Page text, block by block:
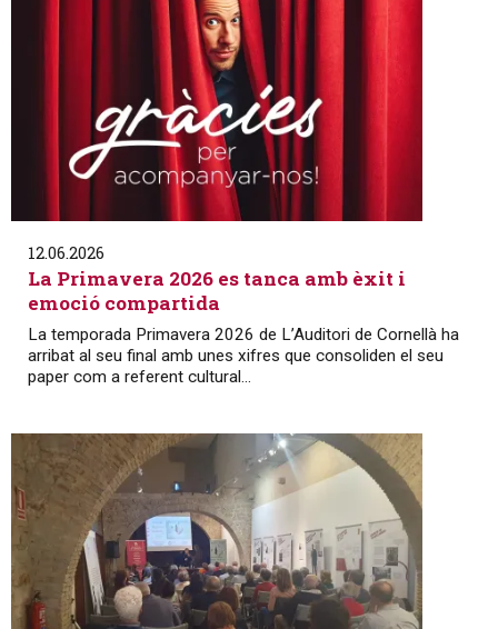
12.06.2026
La Primavera 2026 es tanca amb èxit i
emoció compartida
La temporada Primavera 2026 de L’Auditori de Cornellà ha
arribat al seu final amb unes xifres que consoliden el seu
paper com a referent cultural...